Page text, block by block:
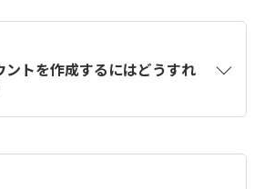
トを作成するにはどうすれ